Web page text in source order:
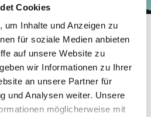
Cookies
um Inhalte und Anzeigen zu
für soziale Medien anbieten
auf unsere Website zu
wir Informationen zu Ihrer
an unsere Partner für
und Analysen weiter. Unsere
möglicherweise mit
OKAPI Lymeth
Vanaf € 51,91
Incl. 21% btw
800g
2 kg